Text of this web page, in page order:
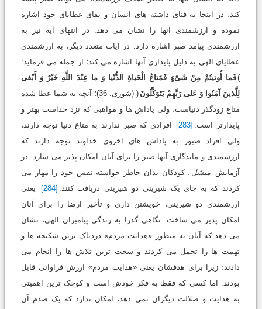
کند، در اینجا به فنای داشته های انسان و بقای عطایای خود اشاره
نموده و ارزشمندی آنها را نشان می دهد. در انتهای آیه نیز به
ارزشمندی پیامد صبر اشاره دارد. در آیات متعدد دیگر، به ارزشمندی
عطایای الهی به دلیل پایداری آنها اشاره می کند؛ از جمله می فرماید:
)فَما أُوتیتُمْ مِنْ شَیْ‏ءٍ فَمَتاعُ الْحَیاةِ الدُّنْیا وَ ما عِنْدَ اللَّهِ خَیْرٌ وَ أَبْقی‏
لِلَّذینَ آمَنُوا وَ عَلی‏ رَبِّهِمْ یَتَوَکَّلُونَ
( (شوری: 36)؛ آنچه به شما عطا شده
متاع زودگذر دنیاست، ولی پاداش ها و مواهبی که نزد خداست بهتر و
پایدارتر است‏. [283]
افرادی که صبر ندارند به متاع دنیا توجه دارند،
ولی افراد صبور به پاداش های اخروی خداوند توجه دارند که
ارزشمندی و ماندگاری آنها صبر را برای آنان امکان پذیر می سازد. در
آزمایش میشل ، کودکان بدان خاطر خواسته نفس خود را مهار می
کردند که به جای یک شیرینی دو شیرینی دریافت کنند.
[284]
یعنی
ارزشمندی دو شیرینی، خویشتن داری و تأخیر ارضا را برای آنان
امکان پذیر می ساخت. نگاهی گذرا به زندگی پیامبران الهی، نشان
می دهد که آنان به منظور «هدایت مردم» دردناک ترین شکنجه ها و
تهمت ها را تحمل می کردند و سخت ترین تلاش ها را انجام می
دادند؛ زیرا برای هدفشان یعنی «هدایت مردم» ارزش فراوانی قایل
بودند. اما کسی که فقط به فکر خودش است و کوچک ترین اهمیتی
به هدایت و ضلالت دیگران نمی دهد، امکان ندارد که یک صدم آن